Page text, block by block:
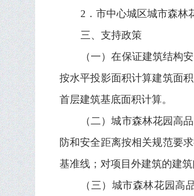
2 ．市中心城区城市森
三、支持政策
（一）在保证建筑结构
按水平投影面积计算建筑面
首层建筑基底面积计算。
（二）城市森林花园高
防和安全距离按相关规范要
基准线；对项目外建筑的建
（三）城市森林花园